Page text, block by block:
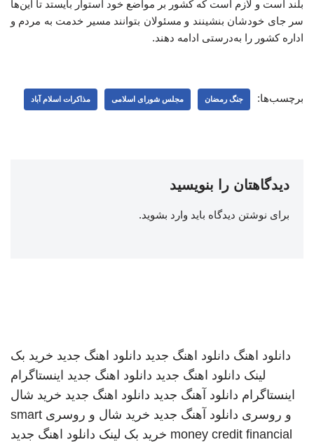
بلند است و لازم است که کشور بر مواضع خود استوار بایستد تا این‌ها
سر جای خودشان بنشینند و مسئولان بتوانند مسیر خدمت به مردم و
اداره کشور را به‌درستی ادامه دهند.
برچسب‌ها: جنگ رمضان مجلس شورای اسلامی مذاکرات اسلام آباد
دیدگاهتان را بنویسید
برای نوشتن دیدگاه باید وارد بشوید.
دانلود اهنگ دانلود اهنگ جدید دانلود اهنگ جدید خرید بک
لینک دانلود اهنگ جدید دانلود اهنگ جدید اینستاگرام
اینستاگرام دانلود آهنگ جدید دانلود اهنگ جدید خرید شال
و روسری دانلود آهنگ جدید خرید شال و روسری smart
money credit financial خرید بک لینک دانلود اهنگ جدید